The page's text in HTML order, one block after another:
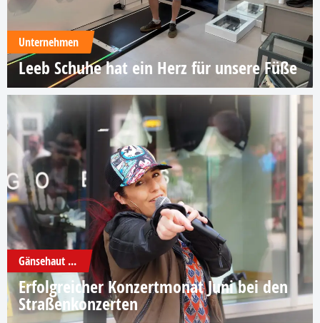
Unternehmen
Leeb Schuhe hat ein Herz für unsere Füße
Gänsehaut ...
Erfolgreicher Konzertmonat Juni bei den
Straßenkonzerten